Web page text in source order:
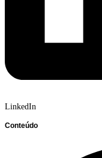
LinkedIn
Conteúdo